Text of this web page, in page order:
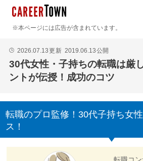
※本ページには広告が含まれています。
🕒 2026.07.13更新 2019.06.13公開
30代女性・子持ちの転職は厳
ントが伝授！成功のコツ
転職のプロ監修！30代子持ち女
ス！